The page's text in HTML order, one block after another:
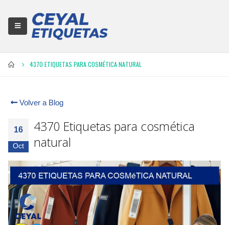
4370 ETIQUETAS PARA COSMÉTICA NATURAL
Volver a Blog
16
Oct
4370 Etiquetas para cosmética
natural